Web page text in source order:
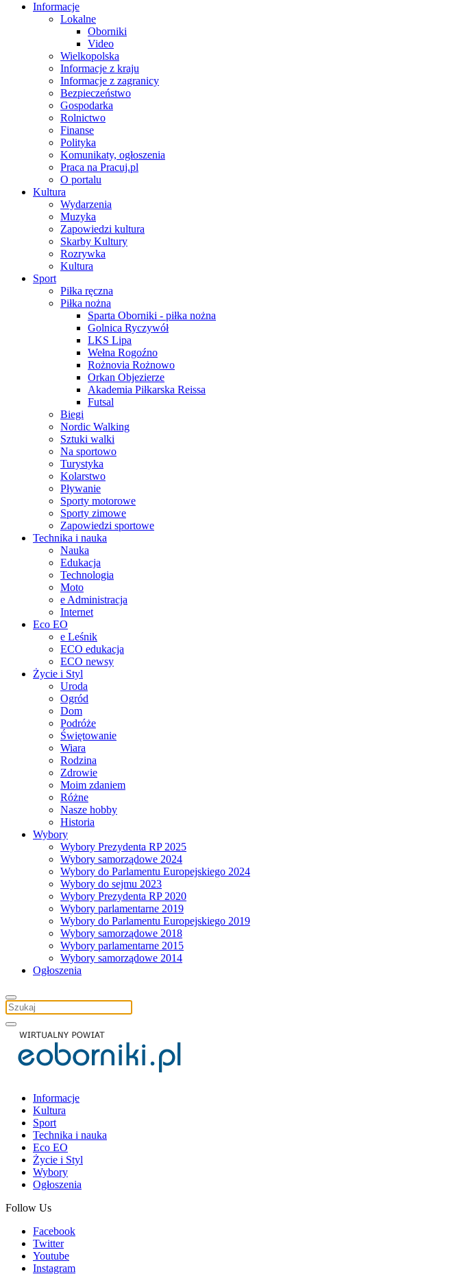
Informacje
Lokalne
Oborniki
Video
Wielkopolska
Informacje z kraju
Informacje z zagranicy
Bezpieczeństwo
Gospodarka
Rolnictwo
Finanse
Polityka
Komunikaty, ogłoszenia
Praca na Pracuj.pl
O portalu
Kultura
Wydarzenia
Muzyka
Zapowiedzi kultura
Skarby Kultury
Rozrywka
Kultura
Sport
Piłka ręczna
Piłka nożna
Sparta Oborniki - piłka nożna
Golnica Ryczywół
LKS Lipa
Wełna Rogoźno
Rożnovia Rożnowo
Orkan Objezierze
Akademia Piłkarska Reissa
Futsal
Biegi
Nordic Walking
Sztuki walki
Na sportowo
Turystyka
Kolarstwo
Pływanie
Sporty motorowe
Sporty zimowe
Zapowiedzi sportowe
Technika i nauka
Nauka
Edukacja
Technologia
Moto
e Administracja
Internet
Eco EO
e Leśnik
ECO edukacja
ECO newsy
Życie i Styl
Uroda
Ogród
Dom
Podróże
Świętowanie
Wiara
Rodzina
Zdrowie
Moim zdaniem
Różne
Nasze hobby
Historia
Wybory
Wybory Prezydenta RP 2025
Wybory samorządowe 2024
Wybory do Parlamentu Europejskiego 2024
Wybory do sejmu 2023
Wybory Prezydenta RP 2020
Wybory parlamentarne 2019
Wybory do Parlamentu Europejskiego 2019
Wybory samorządowe 2018
Wybory parlamentarne 2015
Wybory samorządowe 2014
Ogłoszenia
Informacje
Kultura
Sport
Technika i nauka
Eco EO
Życie i Styl
Wybory
Ogłoszenia
Follow Us
Facebook
Twitter
Youtube
Instagram